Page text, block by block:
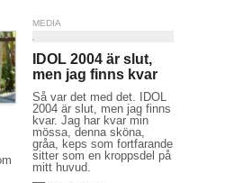
MEDIA
IDOL 2004 är slut,
men jag finns kvar
Så var det med det. IDOL
2004 är slut, men jag finns
kvar. Jag har kvar min
mössa, denna sköna,
gråa, keps som fortfarande
sitter som en kroppsdel på
mitt huvud.